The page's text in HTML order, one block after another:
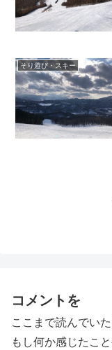
そり遊び・スキー
コメントを
ここまで読んでい
もし何か感じたこ